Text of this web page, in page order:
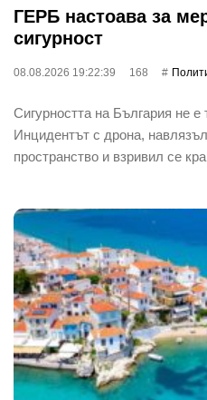
ГЕРБ настоава за
сигурност
08.08.2026 19:22:39 168
Сигурността на България не е
Инцидентът с дрона,
пространство и взривил се